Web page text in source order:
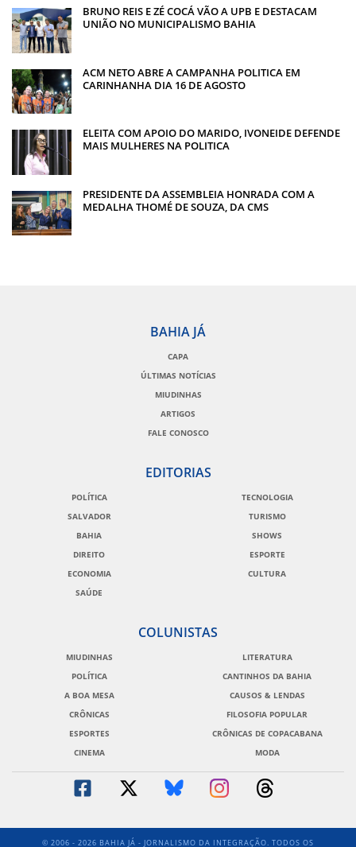
BRUNO REIS E ZÉ COCÁ VÃO A UPB E DESTACAM
UNIÃO NO MUNICIPALISMO BAHIA
ACM NETO ABRE A CAMPANHA POLITICA EM
CARINHANHA DIA 16 DE AGOSTO
ELEITA COM APOIO DO MARIDO, IVONEIDE DEFENDE
MAIS MULHERES NA POLITICA
PRESIDENTE DA ASSEMBLEIA HONRADA COM A
MEDALHA THOMÉ DE SOUZA, DA CMS
BAHIA JÁ
CAPA
ÚLTIMAS NOTÍCIAS
MIUDINHAS
ARTIGOS
FALE CONOSCO
EDITORIAS
POLÍTICA
SALVADOR
BAHIA
DIREITO
ECONOMIA
SAÚDE
TECNOLOGIA
TURISMO
SHOWS
ESPORTE
CULTURA
COLUNISTAS
MIUDINHAS
POLÍTICA
A BOA MESA
CRÔNICAS
ESPORTES
CINEMA
LITERATURA
CANTINHOS DA BAHIA
CAUSOS & LENDAS
FILOSOFIA POPULAR
CRÔNICAS DE COPACABANA
MODA
© 2006 - 2026 BAHIA JÁ - JORNALISMO DA INTEGRAÇÃO. TODOS OS